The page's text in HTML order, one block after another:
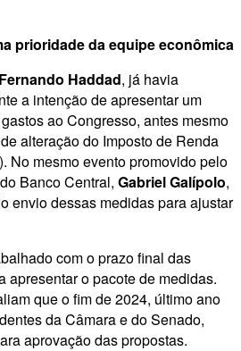
prioridade da equipe econômica
Fernando Haddad, já havia
a intenção de apresentar um
ao Congresso, antes mesmo
alteração do Imposto de Renda
No mesmo evento promovido pelo
Banco Central, Gabriel Galípolo,
envio dessas medidas para ajustar
com o prazo final das
apresentar o pacote de medidas.
que o fim de 2024, último ano
da Câmara e do Senado,
aprovação das propostas.